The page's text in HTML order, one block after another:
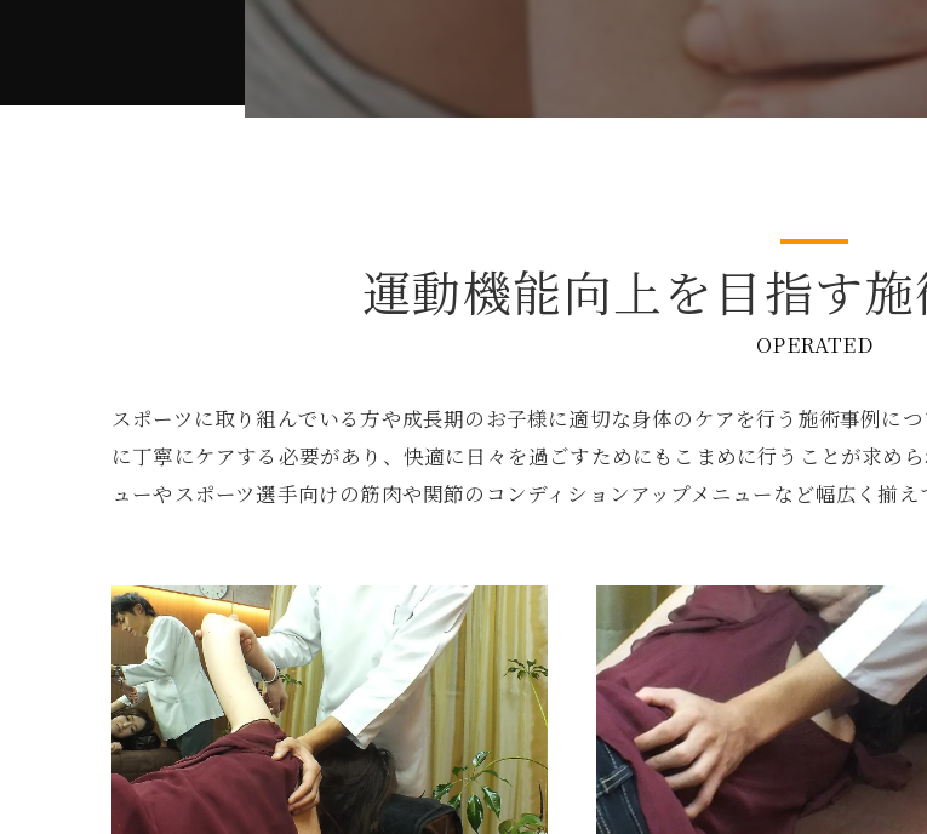
運動機能向上を目指す
OPERATED
スポーツに取り組んでいる方や成長期のお子様に適切な身体のケアを行う施術事例に
に丁寧にケアする必要があり、快適に日々を過ごすためにもこまめに行うことが求め
ューやスポーツ選手向けの筋肉や関節のコンディションアップメニューなど幅広く揃え